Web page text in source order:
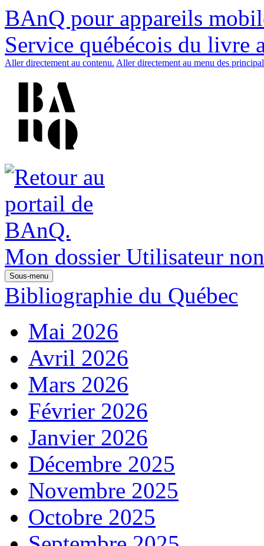
BAnQ pour appareils
Service québécois du livre
Aller directement au contenu. Aller directement au menu des
Mon dossier Utilisateur
Sous-menu
Bibliographie du Québec
Mai 2026
Avril 2026
Mars 2026
Février 2026
Janvier 2026
Décembre 2025
Novembre 2025
Octobre 2025